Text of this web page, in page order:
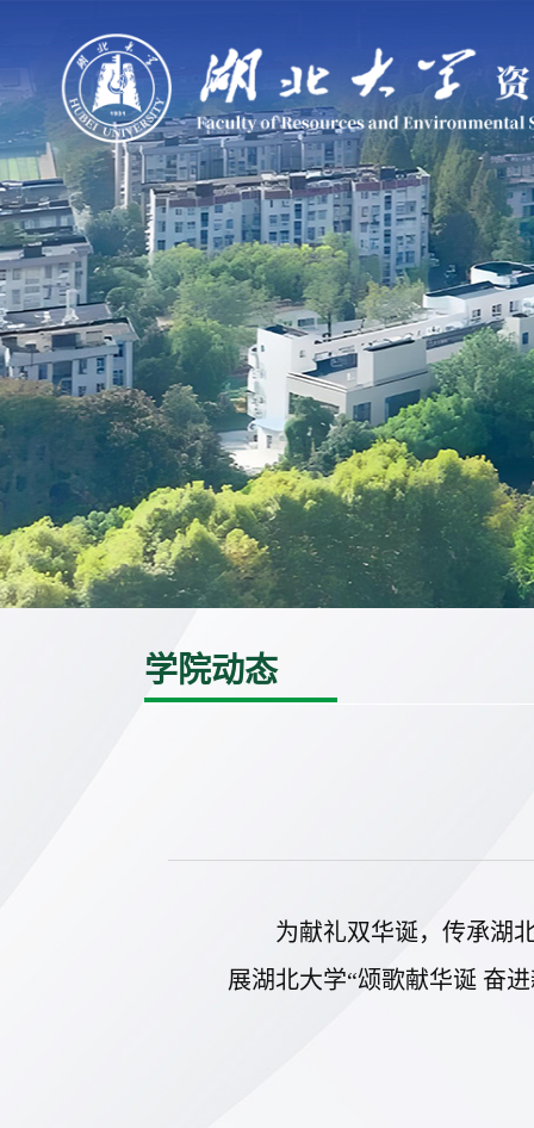
学院动态
为献礼双华诞，传承湖
展湖北大学“颂歌献华诞 奋